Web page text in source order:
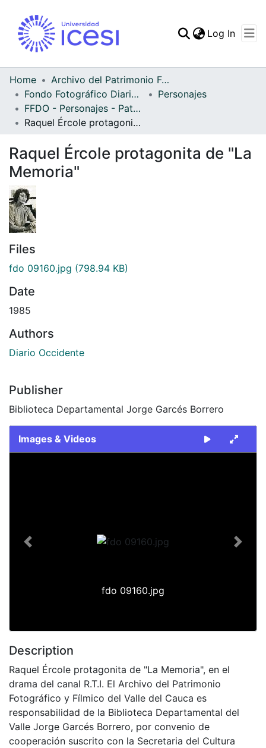
Statistics
Log In
Home
Archivo del Patrimonio Fotográfico y Fílmico del Valle del Cauca
Fondo Fotográfico Diario Occidente
Personajes
FFDO - Personajes - Patrimonial
Raquel Ércole protagonita de "La Memoria"
Raquel Ércole protagonita de "La
Memoria"
Files
fdo 09160.jpg (798.94 KB)
Date
1985
Authors
Diario Occidente
Publisher
Biblioteca Departamental Jorge Garcés Borrero
Images & Videos
fdo 09160.jpg
Previous Next
Description
Raquel Ércole protagonita de "La Memoria", en el
drama del canal R.T.I. El Archivo del Patrimonio
Fotográfico y Fílmico del Valle del Cauca es
responsabilidad de la Biblioteca Departamental del
Valle Jorge Garcés Borrero, por convenio de
cooperación suscrito con la Secretaria del Cultura